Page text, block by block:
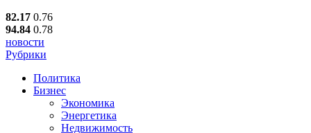
82.17 0.76
94.84 0.78
новости
Рубрики
Политика
Бизнес
Экономика
Энергетика
Недвижимость